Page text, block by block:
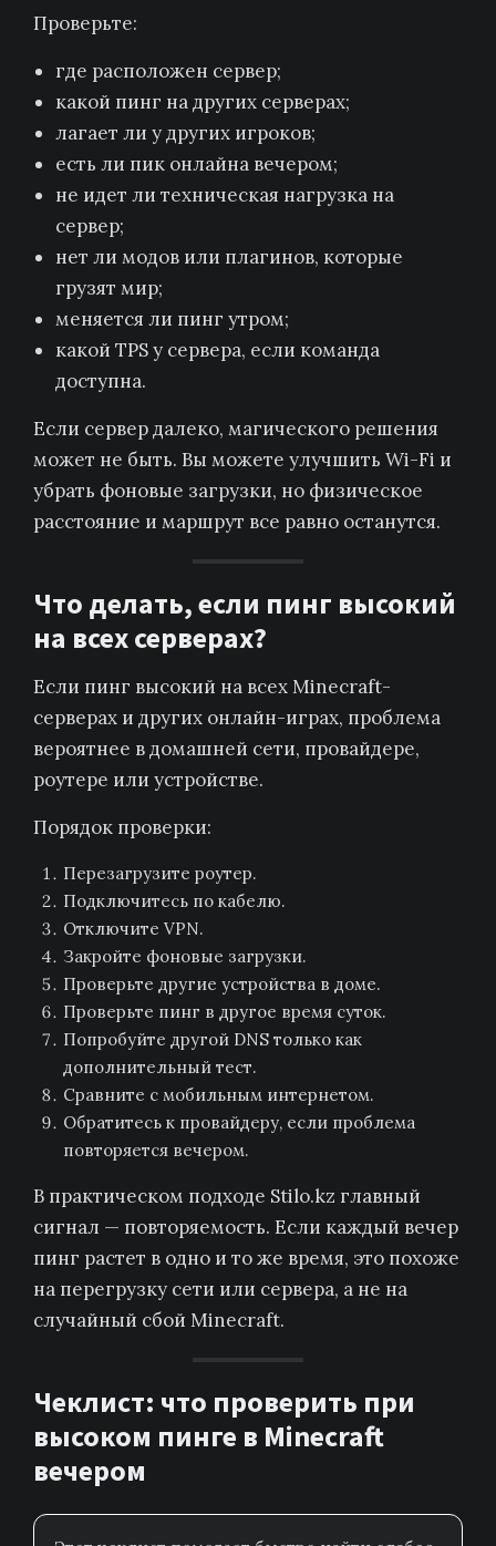
Проверьте:
где расположен сервер;
какой пинг на других серверах;
лагает ли у других игроков;
есть ли пик онлайна вечером;
не идет ли техническая нагрузка на
сервер;
нет ли модов или плагинов, которые
грузят мир;
меняется ли пинг утром;
какой TPS у сервера, если команда
доступна.
Если сервер далеко, магического решения
может не быть. Вы можете улучшить Wi-Fi и
убрать фоновые загрузки, но физическое
расстояние и маршрут все равно останутся.
Что делать, если пинг высокий
на всех серверах?
Если пинг высокий на всех Minecraft-
серверах и других онлайн-играх, проблема
вероятнее в домашней сети, провайдере,
роутере или устройстве.
Порядок проверки:
Перезагрузите роутер.
Подключитесь по кабелю.
Отключите VPN.
Закройте фоновые загрузки.
Проверьте другие устройства в доме.
Проверьте пинг в другое время суток.
Попробуйте другой DNS только как
дополнительный тест.
Сравните с мобильным интернетом.
Обратитесь к провайдеру, если проблема
повторяется вечером.
В практическом подходе Stilo.kz главный
сигнал — повторяемость. Если каждый вечер
пинг растет в одно и то же время, это похоже
на перегрузку сети или сервера, а не на
случайный сбой Minecraft.
Чеклист: что проверить при
высоком пинге в Minecraft
вечером